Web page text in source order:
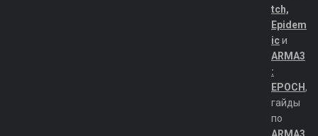
tch,
Epidem
icи
ARMA3
:
EPOCH,
гайды
по